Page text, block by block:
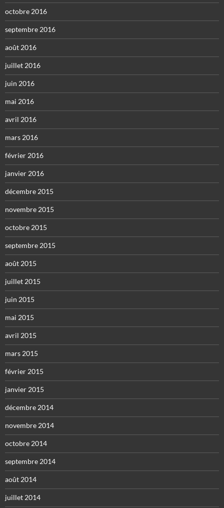
octobre 2016
septembre 2016
août 2016
juillet 2016
juin 2016
mai 2016
avril 2016
mars 2016
février 2016
janvier 2016
décembre 2015
novembre 2015
octobre 2015
septembre 2015
août 2015
juillet 2015
juin 2015
mai 2015
avril 2015
mars 2015
février 2015
janvier 2015
décembre 2014
novembre 2014
octobre 2014
septembre 2014
août 2014
juillet 2014